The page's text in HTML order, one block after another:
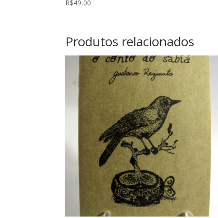
R$49,00
Produtos relacionados